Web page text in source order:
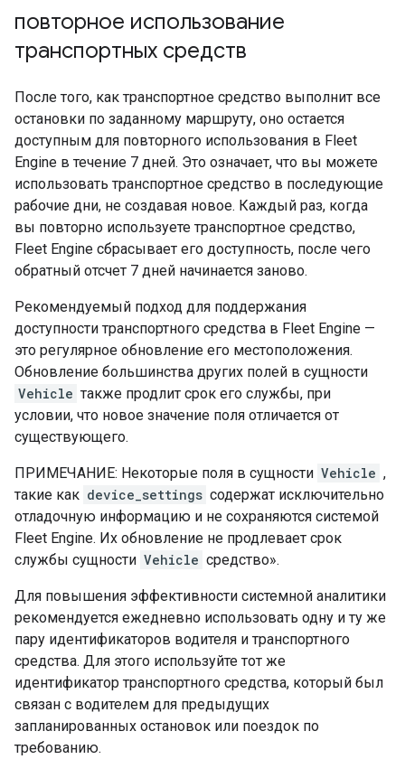
повторное использование
транспортных средств
После того, как транспортное средство выполнит все
остановки по заданному маршруту, оно остается
доступным для повторного использования в Fleet
Engine в течение 7 дней. Это означает, что вы можете
использовать транспортное средство в последующие
рабочие дни, не создавая новое. Каждый раз, когда
вы повторно используете транспортное средство,
Fleet Engine сбрасывает его доступность, после чего
обратный отсчет 7 дней начинается заново.
Рекомендуемый подход для поддержания
доступности транспортного средства в Fleet Engine —
это регулярное обновление его местоположения.
Обновление большинства других полей в сущности
Vehicle также продлит срок его службы, при
условии, что новое значение поля отличается от
существующего.
ПРИМЕЧАНИЕ: Некоторые поля в сущности Vehicle ,
такие как device_settings содержат исключительно
отладочную информацию и не сохраняются системой
Fleet Engine. Их обновление не продлевает срок
службы сущности Vehicle средство».
Для повышения эффективности системной аналитики
рекомендуется ежедневно использовать одну и ту же
пару идентификаторов водителя и транспортного
средства. Для этого используйте тот же
идентификатор транспортного средства, который был
связан с водителем для предыдущих
запланированных остановок или поездок по
требованию.